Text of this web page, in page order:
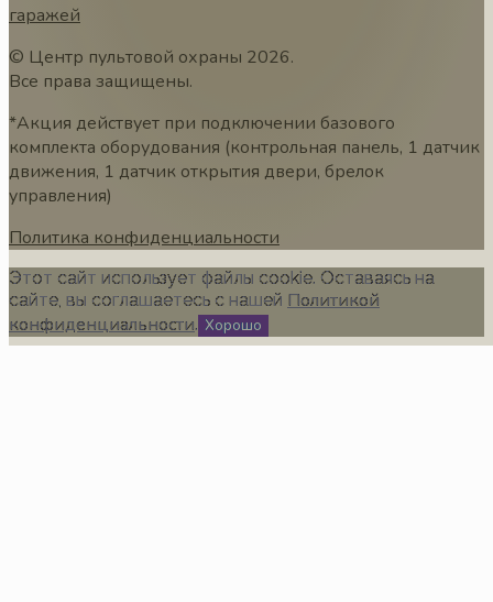
гаражей
© Центр пультовой охраны 2026.
Все права защищены.
*Акция действует при подключении базового
комплекта оборудования (контрольная панель, 1 датчик
движения, 1 датчик открытия двери, брелок
управления)
Политика конфиденциальности
Этот сайт использует файлы cookie. Оставаясь на
сайте, вы соглашаетесь с нашей Политикой
конфиденциальности. Хорошо